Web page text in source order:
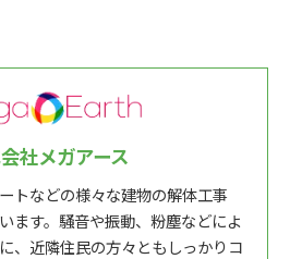
社メガアース
トなどの様々な建物の解体工事
ます。騒音や振動、粉塵などによ
、近隣住民の方々ともしっかりコ